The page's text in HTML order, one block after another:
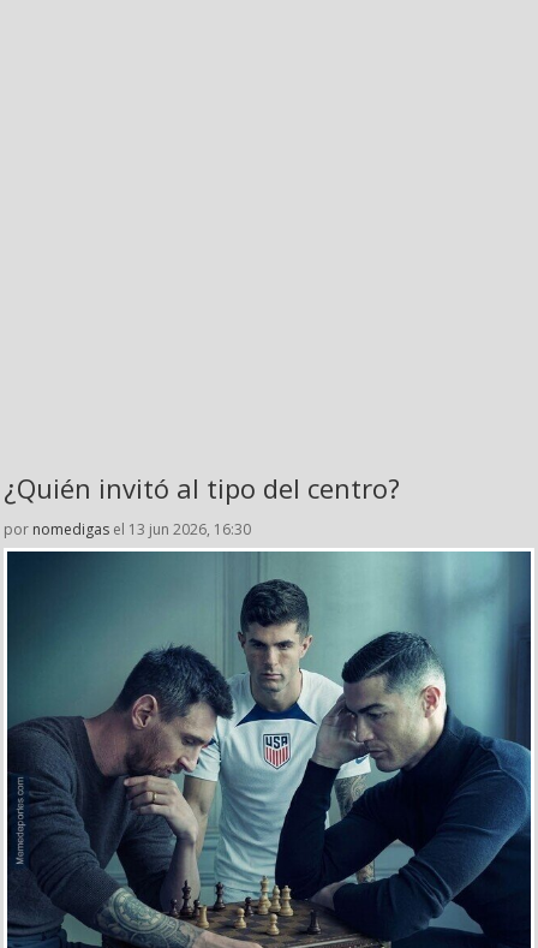
¿Quién invitó al tipo del centro?
por nomedigas el 13 jun 2026, 16:30